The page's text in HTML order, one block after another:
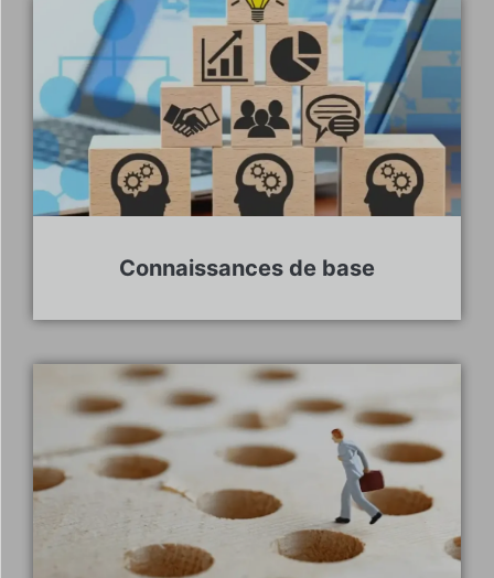
Connaissances de base